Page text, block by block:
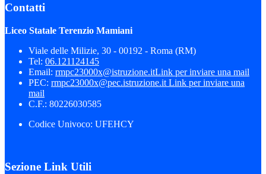
Contatti
Liceo Statale Terenzio Mamiani
Viale delle Milizie, 30 - 00192 - Roma (RM)
Tel: 06.121124145
Email: rmpc23000x@istruzione.itLink per inviare una mail
PEC: rmpc23000x@pec.istruzione.it Link per inviare una
mail
C.F.: 80226030585
Codice Univoco: UFEHCY
Sezione Link Utili